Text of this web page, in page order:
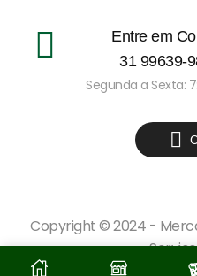
Entre em
31 99639-
Segunda a Sexta:
Copyright © 2024 -